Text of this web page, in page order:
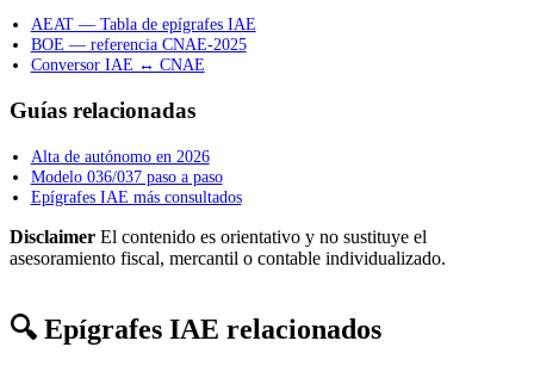
AEAT — Tabla de epígrafes IAE
BOE — referencia CNAE-2025
Conversor IAE ↔ CNAE
Guías relacionadas
Alta de autónomo en 2026
Modelo 036/037 paso a paso
Epígrafes IAE más consultados
Disclaimer El contenido es orientativo y no sustituye el
asesoramiento fiscal, mercantil o contable individualizado.
🔍 Epígrafes IAE relacionados